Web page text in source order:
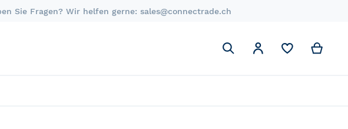
Sie Fragen? Wir helfen gerne: sales@connectrade.ch
Suchen
Suchen
Mein Account